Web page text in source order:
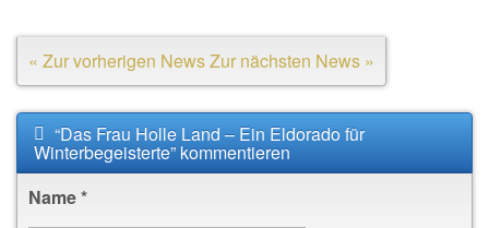
« Zur vorherigen NewsZur nächsten News »
“Das Frau Holle Land – Ein Eldorado für
Winterbegeisterte” kommentieren
Name*